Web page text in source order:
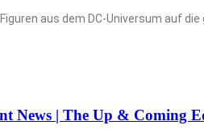
aus dem DC-Universum auf
News | The Up & Coming